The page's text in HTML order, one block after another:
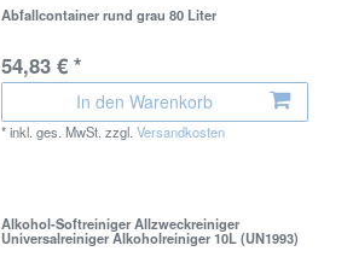
Abfallcontainer rund grau 80 Liter
54,83 € *
In den Warenkorb
*inkl. ges. MwSt. zzgl.Versandkosten
Alkohol-Softreiniger Allzweckreiniger
Universalreiniger Alkoholreiniger 10L (UN1993)